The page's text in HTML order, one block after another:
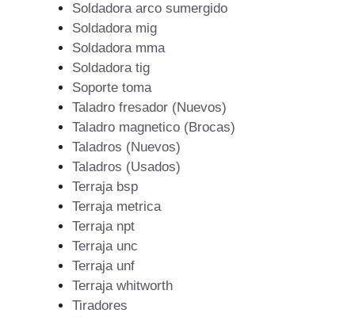
Soldadora arco sumergido
Soldadora mig
Soldadora mma
Soldadora tig
Soporte toma
Taladro fresador (Nuevos)
Taladro magnetico (Brocas)
Taladros (Nuevos)
Taladros (Usados)
Terraja bsp
Terraja metrica
Terraja npt
Terraja unc
Terraja unf
Terraja whitworth
Tiradores